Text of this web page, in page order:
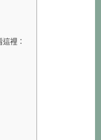
裡：